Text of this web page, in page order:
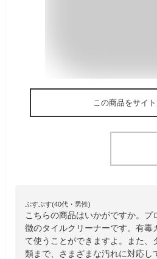
この商品をサイ
ぷすぷす(40代・男性)
こちらの商品はいかがですか。プ
徴のタイルクリーナーです。有毒
て使うことができますよ。また、
類まで、さまざまな汚れに対応し